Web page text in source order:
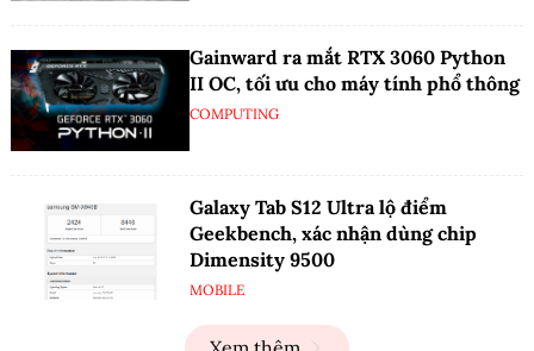
Gainward ra mắt RTX 3060 Python
II OC, tối ưu cho máy tính phổ thông
COMPUTING
Galaxy Tab S12 Ultra lộ điểm
Geekbench, xác nhận dùng chip
Dimensity 9500
MOBILE